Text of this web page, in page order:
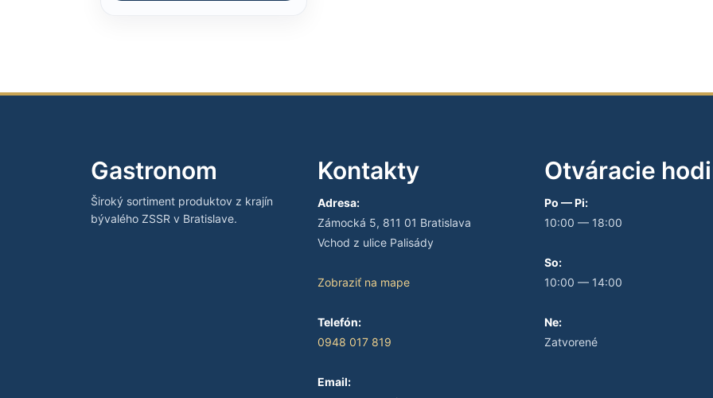
Gastronom
Široký sortiment produktov z krajín
bývalého ZSSR v Bratislave.
Kontakty
Adresa:
Zámocká 5, 811 01 Bratislava
Vchod z ulice Palisády
Zobraziť na mape
Telefón:
0948 017 819
Email:
Otváracie
Po — Pi:
10:00 — 18:00
So:
10:00 — 14:00
Ne:
Zatvorené